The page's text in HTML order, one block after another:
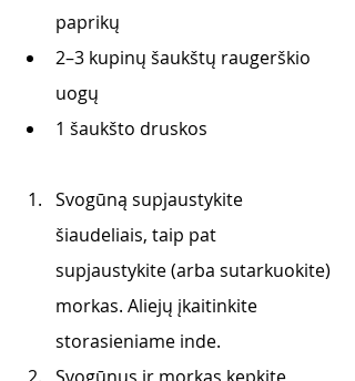
paprikų
2–3 kupinų šaukštų raugerškio
uogų
1 šaukšto druskos
Svogūną supjaustykite
šiaudeliais, taip pat
supjaustykite (arba sutarkuokite)
morkas. Aliejų įkaitinkite
storasieniame inde.
Svogūnus ir morkas kepkite